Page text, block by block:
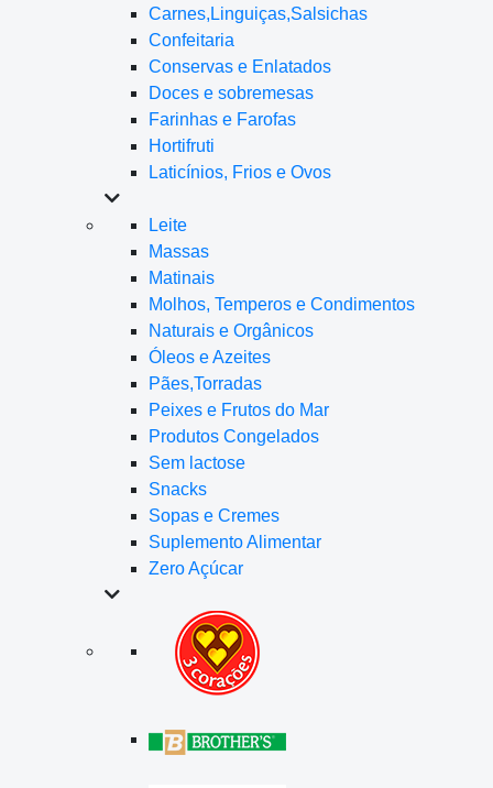
Carnes,Linguiças,Salsichas
Confeitaria
Conservas e Enlatados
Doces e sobremesas
Farinhas e Farofas
Hortifruti
Laticínios, Frios e Ovos
Leite
Massas
Matinais
Molhos, Temperos e Condimentos
Naturais e Orgânicos
Óleos e Azeites
Pães,Torradas
Peixes e Frutos do Mar
Produtos Congelados
Sem lactose
Snacks
Sopas e Cremes
Suplemento Alimentar
Zero Açúcar